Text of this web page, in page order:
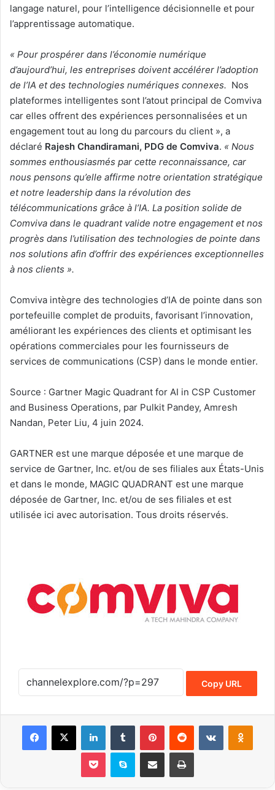
langage naturel, pour l’intelligence décisionnelle et pour
l’apprentissage automatique.
« Pour prospérer dans l’économie numérique
d’aujourd’hui, les entreprises doivent accélérer l’adoption
de l’IA et des technologies numériques connexes. Nos
plateformes intelligentes sont l’atout principal de Comviva
car elles offrent des expériences personnalisées et un
engagement tout au long du parcours du client », a
déclaré Rajesh Chandiramani, PDG de Comviva. « Nous
sommes enthousiasmés par cette reconnaissance, car
nous pensons qu’elle affirme notre orientation stratégique
et notre leadership dans la révolution des
télécommunications grâce à l’IA. La position solide de
Comviva dans le quadrant valide notre engagement et nos
progrès dans l’utilisation des technologies de pointe dans
nos solutions afin d’offrir des expériences exceptionnelles
à nos clients ».
Comviva intègre des technologies d’IA de pointe dans son
portefeuille complet de produits, favorisant l’innovation,
améliorant les expériences des clients et optimisant les
opérations commerciales pour les fournisseurs de
services de communications (CSP) dans le monde entier.
Source : Gartner Magic Quadrant for AI in CSP Customer
and Business Operations, par Pulkit Pandey, Amresh
Nandan, Peter Liu, 4 juin 2024.
GARTNER est une marque déposée et une marque de
service de Gartner, Inc. et/ou de ses filiales aux États-Unis
et dans le monde, MAGIC QUADRANT est une marque
déposée de Gartner, Inc. et/ou de ses filiales et est
utilisée ici avec autorisation. Tous droits réservés.
Copy URL